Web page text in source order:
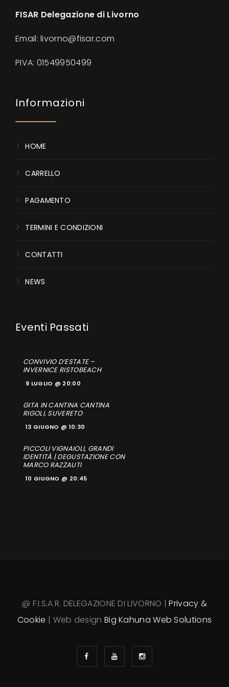
FISAR Delegazione di Livorno
Email: livorno@fisar.com
PIVA: 01549950499
Informazioni
HOME
CARRELLO
PAGAMENTO
TERMINI E CONDIZIONI
CONTATTI
NEWS
CONVIVIO D’ESTATE –
INVERNICE RISTOBEACH
9 LUGLIO @ 20:00
GITA IN CANTINA CANTINA
RIGOLI, SUVERETO
13 GIUGNO @ 10:30
PICCOLI VIGNAIOLI, GRANDI
IDENTITÀ | DEGUSTAZIONE CON
MARCO RAZZAUTI
10 GIUGNO @ 20:45
@ F.I.S.A.R. DELEGAZIONE DI LIVORNO |Privacy &
Cookie | Web design Big Kahuna Web Solutions